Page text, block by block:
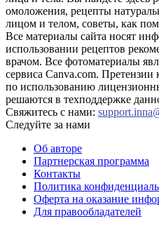
омоложения, рецепты
лицом и телом, советы, как
Все материалы сайта носят
использовании рецептов
врачом. Все фотоматериалы
сервиса Canva.com.
по использованию
решаются в техподдержке
Свяжитесь с нами:
Следуйте за нами
Об авторе
Партнерская программа
Контакты
Политика
Оферта на оказание
Для правообладателей